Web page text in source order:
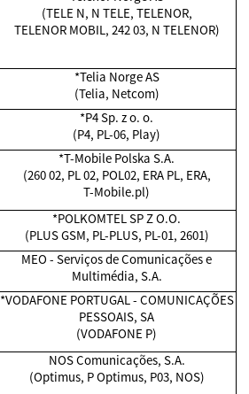
(TELE N, N TELE, TELENOR,
TELENOR MOBIL, 242 03, N TELENOR)
*Telia Norge AS
(Telia, Netcom)
*P4 Sp. z o. o.
(P4, PL-06, Play)
*T-Mobile Polska S.A.
(260 02, PL 02, POL02, ERA PL, ERA,
T-Mobile.pl)
*POLKOMTEL SP Z O.O.
(PLUS GSM, PL-PLUS, PL-01, 2601)
MEO - Serviços de Comunicações e
Multimédia, S.A.
*VODAFONE PORTUGAL - COMUNICAÇÕES
PESSOAIS, SA
(VODAFONE P)
NOS Comunicações, S.A.
(Optimus, P Optimus, P03, NOS)